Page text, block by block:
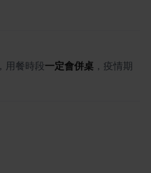
，用餐時段一定會併桌 ，疫情期